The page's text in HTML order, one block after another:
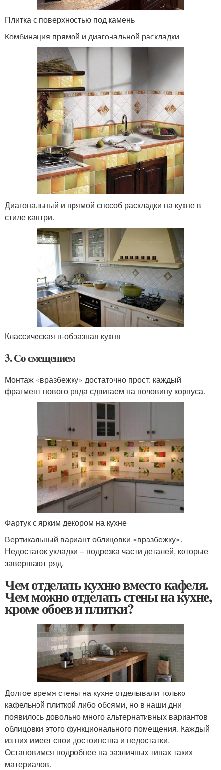
Плитка с поверхностью под камень
Комбинация прямой и диагональной раскладки.
Диагональный и прямой способ раскладки на кухне в
стиле кантри.
Классическая п-образная кухня
3. Со смещением
Монтаж «вразбежку» достаточно прост: каждый
фрагмент нового ряда сдвигаем на половину корпуса.
Фартук с ярким декором на кухне
Вертикальный вариант облицовки «вразбежку».
Недостаток укладки – подрезка части деталей, которые
завершают ряд.
Чем отделать кухню вместо кафеля.
Чем можно отделать стены на кухне,
кроме обоев и плитки?
Долгое время стены на кухне отделывали только
кафельной плиткой либо обоями, но в наши дни
появилось довольно много альтернативных вариантов
облицовки этого функционального помещения. Каждый
из них имеет свои достоинства и недостатки.
Остановимся подробнее на различных типах таких
материалов.